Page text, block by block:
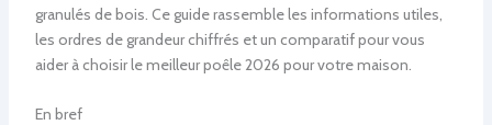
granulés de bois. Ce guide rassemble les informations utiles,
les ordres de grandeur chiffrés et un comparatif pour vous
aider à choisir le meilleur poêle 2026 pour votre maison.
En bref